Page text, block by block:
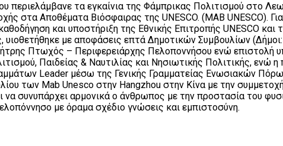
περιελάμβανε τα εγκαίνια της Φάμπρικας Πολιτισμού στο
στα Αποθέματα Βιόσφαιρας της UNESCO. (MAB UNESCO).
και υποστήριξη της Εθνικής Επιτροπής UNESCO
υιοθετήθηκε με αποφάσεις επτά Δημοτικών Συμβουλίων
Πτωχός – Περιφερειάρχης Πελοποννήσου ενώ επιστολή
Παιδείας & Ναυτιλίας και Νησιωτικής Πολιτικής,
Leader μέσω της Γενικής Γραμματείας Ενωσιακών
των Mab Unesco στην Hangzhou στην Κίνα με την
συνυπάρχει αρμονικά ο άνθρωπος με την προστασία του
με όραμα σχέδιο γνώσεις και εμπιστοσύνη.